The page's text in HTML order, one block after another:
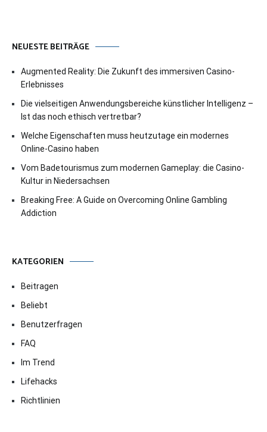
NEUESTE BEITRÄGE
Augmented Reality: Die Zukunft des immersiven Casino-
Erlebnisses
Die vielseitigen Anwendungsbereiche künstlicher Intelligenz –
Ist das noch ethisch vertretbar?
Welche Eigenschaften muss heutzutage ein modernes
Online-Casino haben
Vom Badetourismus zum modernen Gameplay: die Casino-
Kultur in Niedersachsen
Breaking Free: A Guide on Overcoming Online Gambling
Addiction
KATEGORIEN
Beitragen
Beliebt
Benutzerfragen
FAQ
Im Trend
Lifehacks
Richtlinien